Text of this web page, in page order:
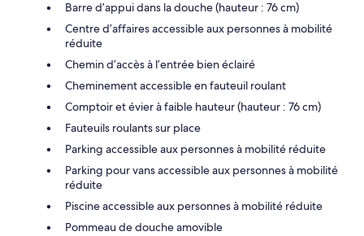
Barre d’appui dans la douche (hauteur : 76 cm)
Centre d’affaires accessible aux personnes à mobilité
réduite
Chemin d’accès à l’entrée bien éclairé
Cheminement accessible en fauteuil roulant
Comptoir et évier à faible hauteur (hauteur : 76 cm)
Fauteuils roulants sur place
Parking accessible aux personnes à mobilité réduite
Parking pour vans accessible aux personnes à mobilité
réduite
Piscine accessible aux personnes à mobilité réduite
Pommeau de douche amovible